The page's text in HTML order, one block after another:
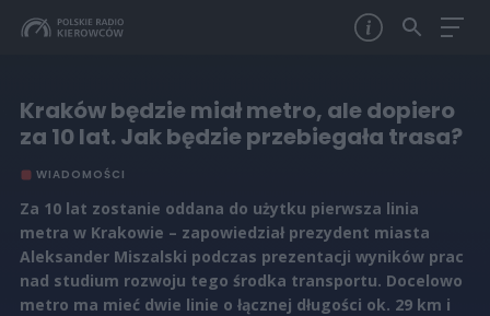
Kraków będzie miał metro, ale dopiero
za 10 lat. Jak będzie przebiegała trasa?
WIADOMOŚCI
Za 10 lat zostanie oddana do użytku pierwsza linia
metra w Krakowie – zapowiedział prezydent miasta
Aleksander Miszalski podczas prezentacji wyników prac
nad studium rozwoju tego środka transportu. Docelowo
metro ma mieć dwie linie o łącznej długości ok. 29 km i